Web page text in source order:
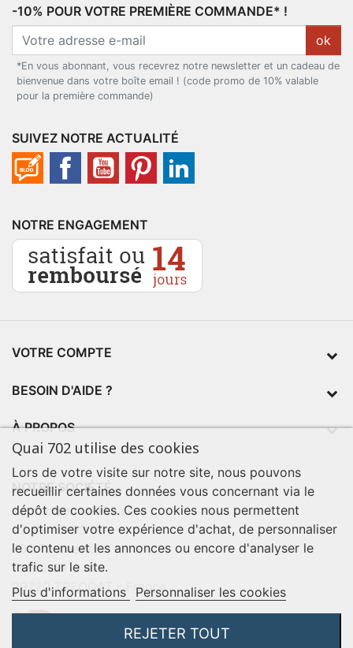
-10% POUR VOTRE PREMIÈRE COMMANDE* !
ok
*En vous abonnant, vous recevrez notre newsletter et un cadeau de
bienvenue dans votre boîte email ! (code promo de 10% valable
pour la première commande)
SUIVEZ NOTRE ACTUALITÉ
NOTRE ENGAGEMENT
VOTRE COMPTE
BESOIN D'AIDE ?
À PROPOS
NOTRE SOCIÉTÉ
contact@quai702.com
02 98 55 93 94
702 Tourne-Ici
Route de la mer
29720 TREOGAT - France
Quai 702 utilise des cookies
Lors de votre visite sur notre site, nous pouvons
recueillir certaines données vous concernant via le
dépôt de cookies. Ces cookies nous permettent
d'optimiser votre expérience d'achat, de personnaliser
le contenu et les annonces ou encore d'analyser le
trafic sur le site.
Plus d'informations
Personnaliser les cookies
REJETER TOUT